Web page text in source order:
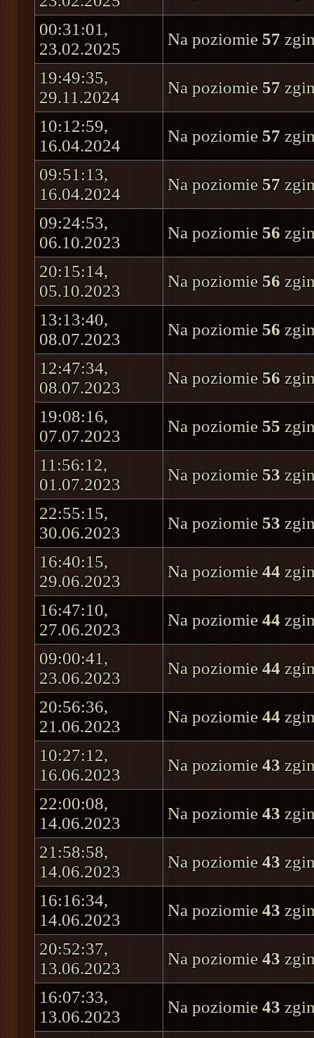
00:31:01,
23.02.2025
Na poziomie 57
19:49:35,
29.11.2024
Na poziomie 57
10:12:59,
16.04.2024
Na poziomie 57
09:51:13,
16.04.2024
Na poziomie 57
09:24:53,
06.10.2023
Na poziomie 56
20:15:14,
05.10.2023
Na poziomie 56
13:13:40,
08.07.2023
Na poziomie 56
12:47:34,
08.07.2023
Na poziomie 56
19:08:16,
07.07.2023
Na poziomie 55
11:56:12,
01.07.2023
Na poziomie 53
22:55:15,
30.06.2023
Na poziomie 53
16:40:15,
29.06.2023
Na poziomie44
16:47:10,
27.06.2023
Na poziomie 44
09:00:41,
23.06.2023
Na poziomie44
20:56:36,
21.06.2023
Na poziomie 44
10:27:12,
16.06.2023
Na poziomie43
22:00:08,
14.06.2023
Na poziomie 43
21:58:58,
14.06.2023
Na poziomie43
16:16:34,
14.06.2023
Na poziomie 43
20:52:37,
13.06.2023
Na poziomie43
16:07:33,
13.06.2023
Na poziomie 43